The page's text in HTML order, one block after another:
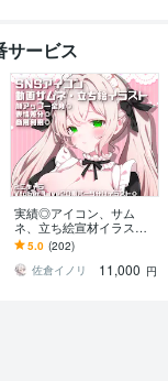
サービス
実績◎アイコン、サム
ネ、立ち絵宣材イラスト
描きます 商用利用◎・SN
Sのアイコンや動画のサム
ネ、配信用立ち絵など
5.0 (202)
佐倉イノリ
11,000 円